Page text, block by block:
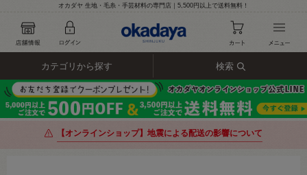
オカダヤ 生地・毛糸・手芸材料の専門店｜5,500円以上で送料無料！
カテゴリから探す 検索
【オンラインショップ】地震による配送の影響について